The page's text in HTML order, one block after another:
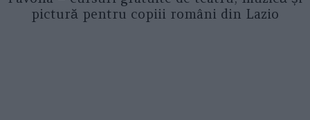
pictură pentru copiii români din Lazio